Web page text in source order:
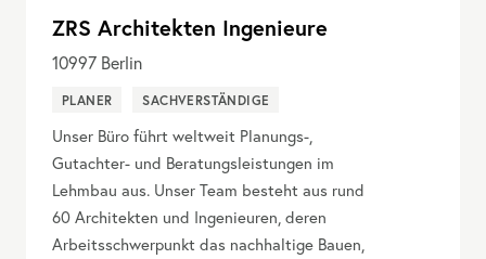
ZRS Architekten Ingenieure
10997 Berlin
PLANER SACHVERSTÄNDIGE
Unser Büro führt weltweit Planungs-,
Gutachter- und Beratungsleistungen im
Lehmbau aus. Unser Team besteht aus rund
60 Architekten und Ingenieuren, deren
Arbeitsschwerpunkt das nachhaltige Bauen,